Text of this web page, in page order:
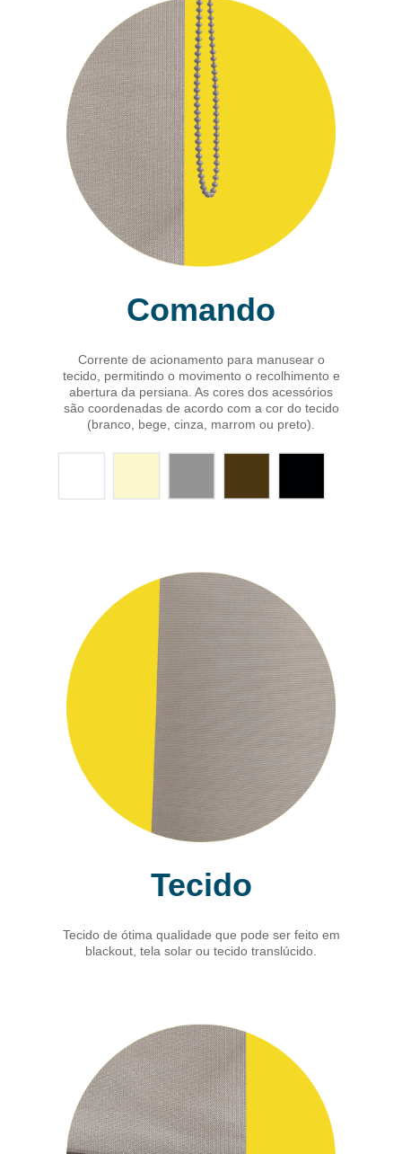
Comando
Corrente de acionamento para manusear o
tecido, permitindo o movimento o recolhimento e
abertura da persiana. As cores dos acessórios
são coordenadas de acordo com a cor do tecido
(branco, bege, cinza, marrom ou preto).
Tecido
Tecido de ótima qualidade que pode ser feito em
blackout, tela solar ou tecido translúcido.